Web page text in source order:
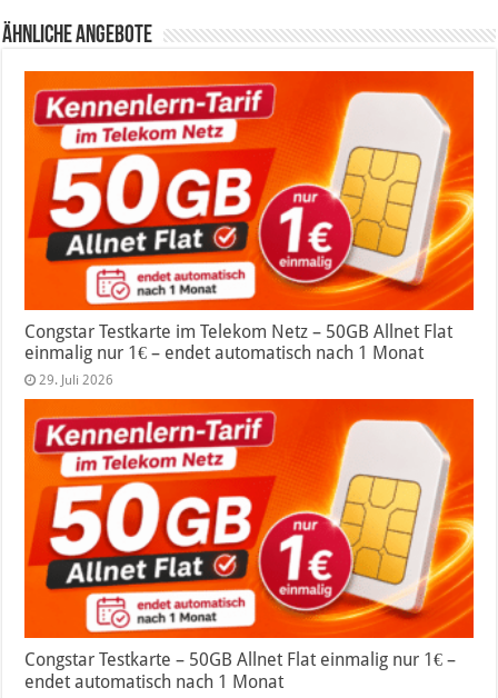
Ähnliche Angebote
Congstar Testkarte im Telekom Netz – 50GB Allnet Flat
einmalig nur 1€ – endet automatisch nach 1 Monat
29. Juli 2026
Congstar Testkarte – 50GB Allnet Flat einmalig nur 1€ –
endet automatisch nach 1 Monat